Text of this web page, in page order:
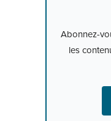
Abonnez-
les